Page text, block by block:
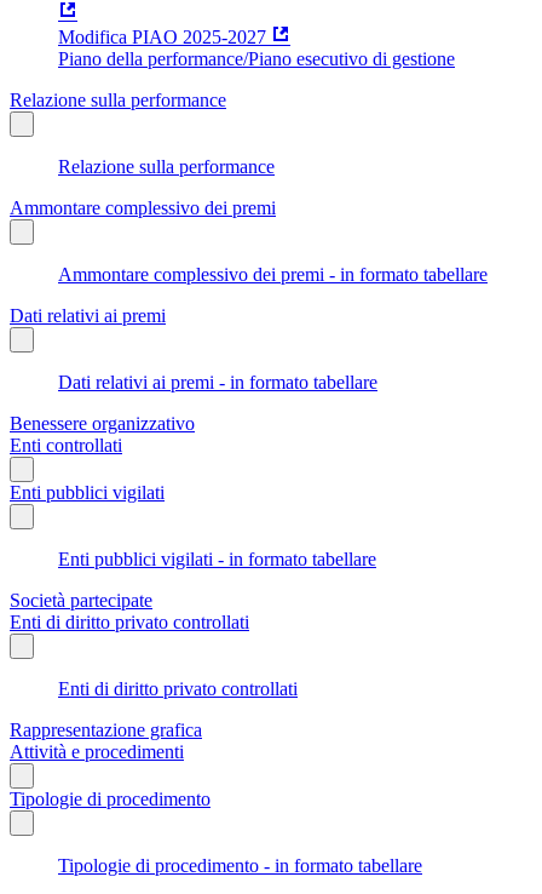
Modifica PIAO 2025-2027
Piano della performance/Piano esecutivo di gestione
Relazione sulla performance
Relazione sulla performance
Ammontare complessivo dei premi
Ammontare complessivo dei premi - in formato tabellare
Dati relativi ai premi
Dati relativi ai premi - in formato tabellare
Benessere organizzativo
Enti controllati
Enti pubblici vigilati
Enti pubblici vigilati - in formato tabellare
Società partecipate
Enti di diritto privato controllati
Enti di diritto privato controllati
Rappresentazione grafica
Attività e procedimenti
Tipologie di procedimento
Tipologie di procedimento - in formato tabellare